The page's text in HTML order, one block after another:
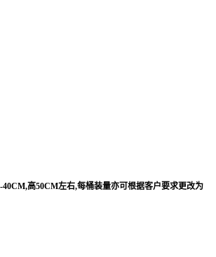
高50CM左右,每桶装量亦可根据客户要求更改为